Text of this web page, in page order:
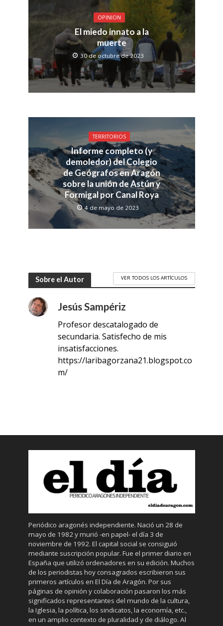
OPINION
El miedo innato a la
muerte
30 de octubre de 2023
TERRITORIOS
Informe completo (y
demoledor) del Colegio
de Geógrafos en Aragón
sobre la unión de Astún y
Formigal por Canal Roya
4 de mayo de 2023
Sobre el Autor VER TODOS LOS ARTÍCULOS
Jesús Sampériz
Profesor descatalogado de
secundaria. Satisfecho de mis
insatisfacciones.
https://laribagorzana21.blogspot.co
m/
Periódico aragonés independiente. Nació un 28 de
mayo de 1982 y murió -en papel- el día 3 de
noviembre de 1992. El capital social se consiguió
mediante suscripción popular. Fue el primer diario en
España que utilizó ordenadores en su edición. Muchos
de los periodistas hoy consagrados escribieron sus
primeros artículos en El Día de Aragón. Por sus
páginas de opinión y colaboración pasaron los más
significados representantes del mundo de la cultura,
la Iglesia, la política, los sindicatos, la economía, etc.,
en un amplio contexto de pluralidad y de diálogo. Al